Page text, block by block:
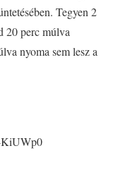
Tegyen 2
20 perc múlva
nyoma sem lesz a